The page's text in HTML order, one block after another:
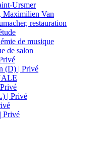
Ursmer
Maximilien Van
restauration
de musique
de salon
(D) | Privé
| Privé
Privé